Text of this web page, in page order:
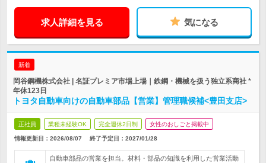
求人詳細を見る 気になる
新着
岡谷鋼機株式会社 | 名証プレミア市場上場｜鉄鋼・機械を扱う独立系商社 *
年休123日
トヨタ自動車向けの自動車部品【営業】管理職候補<豊田支店>
正社員 業種未経験OK 完全週休2日制 女性のおしごと掲載中
情報更新日：2026/08/07 終了予定日： 2027/01/28
自動車部品の営業を担当。材料・部品の知識を利用した営業活動